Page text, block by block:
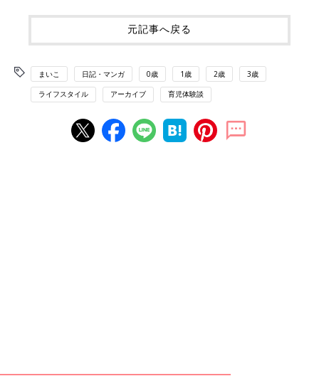
元記事へ戻る
まいこ 日記・マンガ 0歳 1歳 2歳 3歳
ライフスタイル アーカイブ 育児体験談